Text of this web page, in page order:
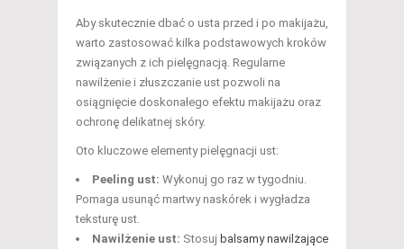
Aby skutecznie dbać o usta przed i po makijażu,
warto zastosować kilka podstawowych kroków
związanych z ich pielęgnacją. Regularne
nawilżenie i złuszczanie ust pozwoli na
osiągnięcie doskonałego efektu makijażu oraz
ochronę delikatnej skóry.
Oto kluczowe elementy pielęgnacji ust:
Peeling ust: Wykonuj go raz w tygodniu.
Pomaga usunąć martwy naskórek i wygładza
teksturę ust.
Nawilżenie ust: Stosuj balsamy nawilżające